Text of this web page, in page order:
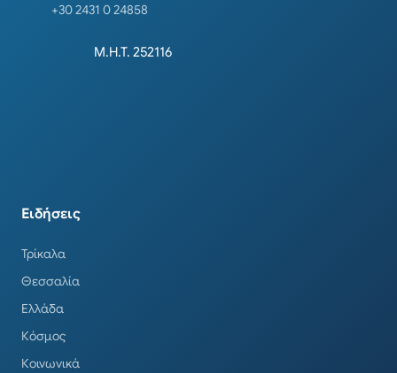
+30 2431 0 24858
Μ.Η.Τ. 252116
Ειδήσεις
Τρίκαλα
Θεσσαλία
Ελλάδα
Κόσμος
Κοινωνικά